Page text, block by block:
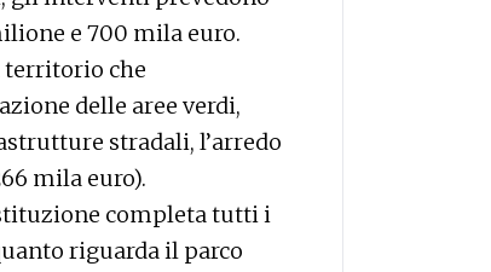
e 700 mila euro.
territorio che
delle aree verdi,
stradali, l’arredo
mila euro).
completa tutti i
riguarda il parco